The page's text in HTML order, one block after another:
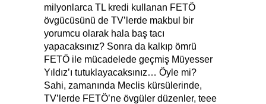
milyonlarca TL kredi kullanan FETÖ
övgücüsünü de TV’lerde makbul bir
yorumcu olarak hala baş tacı
yapacaksınız? Sonra da kalkıp ömrü
FETÖ ile mücadelede geçmiş Müyesser
Yıldız’ı tutuklayacaksınız… Öyle mi?
Sahi, zamanında Meclis kürsülerinde,
TV’lerde FETÖ’ne övgüler düzenler, teee